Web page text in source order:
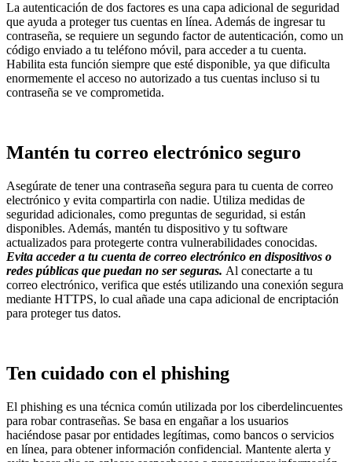
La autenticación de dos factores es una capa adicional de seguridad
que ayuda a proteger tus cuentas en línea. Además de ingresar tu
contraseña, se requiere un segundo factor de autenticación, como un
código enviado a tu teléfono móvil, para acceder a tu cuenta.
Habilita esta función siempre que esté disponible, ya que dificulta
enormemente el acceso no autorizado a tus cuentas incluso si tu
contraseña se ve comprometida.
Mantén tu correo electrónico seguro
Asegúrate de tener una contraseña segura para tu cuenta de correo
electrónico y evita compartirla con nadie. Utiliza medidas de
seguridad adicionales, como preguntas de seguridad, si están
disponibles. Además, mantén tu dispositivo y tu software
actualizados para protegerte contra vulnerabilidades conocidas.
Evita acceder a tu cuenta de correo electrónico en dispositivos o
redes públicas que puedan no ser seguras. Al conectarte a tu
correo electrónico, verifica que estés utilizando una conexión segura
mediante HTTPS, lo cual añade una capa adicional de encriptación
para proteger tus datos.
Ten cuidado con el phishing
El phishing es una técnica común utilizada por los ciberdelincuentes
para robar contraseñas. Se basa en engañar a los usuarios
haciéndose pasar por entidades legítimas, como bancos o servicios
en línea, para obtener información confidencial. Mantente alerta y